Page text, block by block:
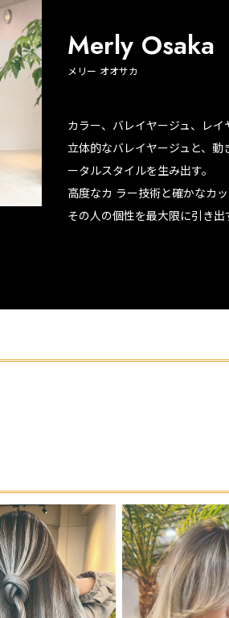
Merly Osaka
メリー オオサカ
カラー、バレイヤージュ、レイ
立体的なバレイヤージュと、
ータルスタイルを生み出す。
高度なカ ラー技術と確かなカ
その人の個性を最大限に引き出